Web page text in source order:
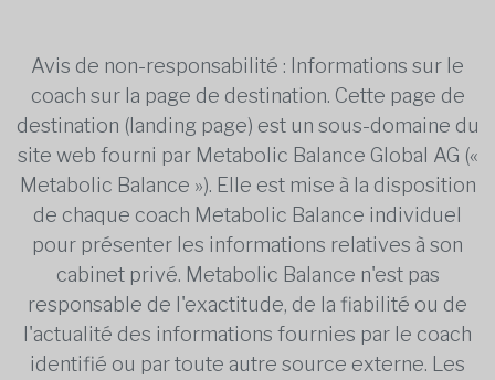
Avis de non-responsabilité : Informations sur le
coach sur la page de destination. Cette page de
destination (landing page) est un sous-domaine du
site web fourni par Metabolic Balance Global AG («
Metabolic Balance »). Elle est mise à la disposition
de chaque coach Metabolic Balance individuel
pour présenter les informations relatives à son
cabinet privé. Metabolic Balance n'est pas
responsable de l'exactitude, de la fiabilité ou de
l'actualité des informations fournies par le coach
identifié ou par toute autre source externe. Les